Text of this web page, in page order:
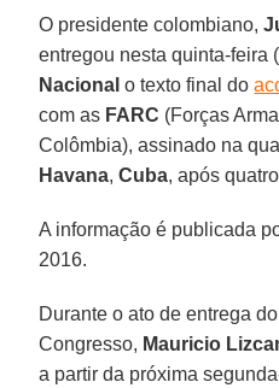
O presidente colombiano,
entregou nesta quinta-feira
Nacional o texto final do
com as FARC (Forças
Colômbia), assinado na
Havana,Cuba, após
A informação é publicada
2016.
Durante o ato de entrega
Congresso, Mauricio
a partir da próxima